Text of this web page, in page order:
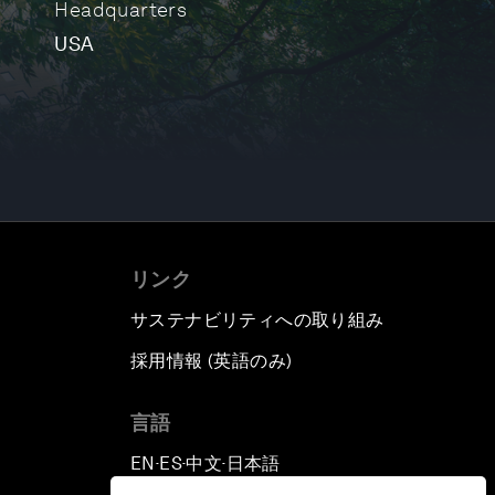
Headquarters
USA
リンク
サステナビリティへの取り組み
採用情報 (英語のみ)
言語
EN ▪ES▪中文▪ 日本語